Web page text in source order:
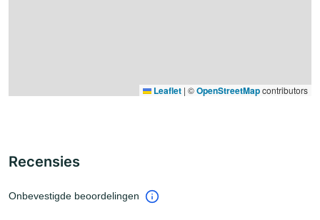
Leaflet | ©OpenStreetMapcontributors
Recensies
Onbevestigde beoordelingen